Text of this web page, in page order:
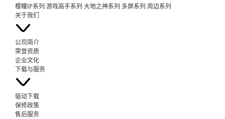
樱瞳IP系列 游戏高手系列 大地之神系列 多屏系列 周边系列
关于我们
公司简介
荣誉资质
企业文化
下载与服务
驱动下载
保修政策
售后服务